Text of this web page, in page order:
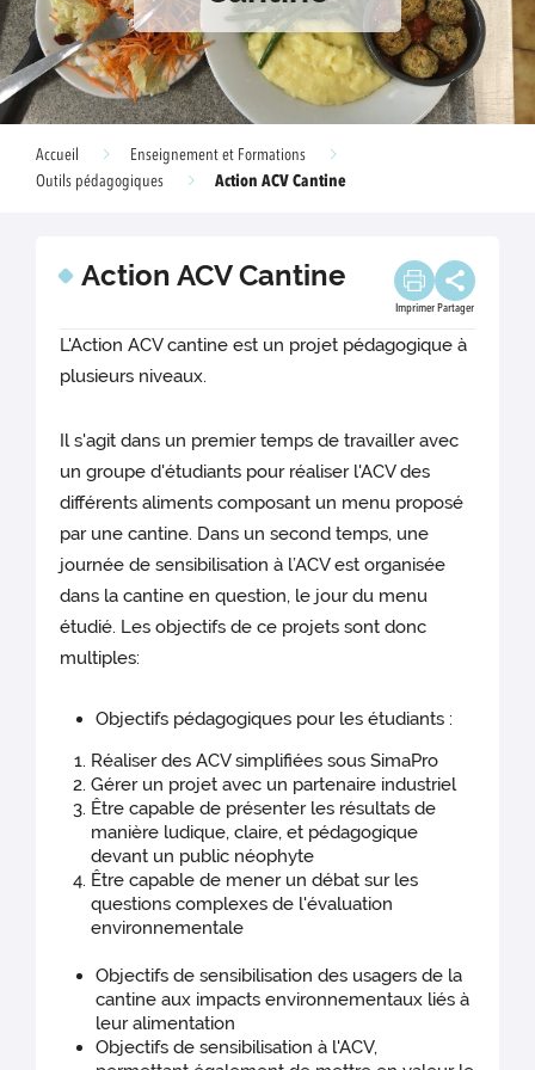
Accueil
Enseignement et Formations
Outils pédagogiques
Action ACV Cantine
Action ACV Cantine
Imprimer Partager
L'Action ACV cantine est un projet pédagogique à
plusieurs niveaux.
Il s'agit dans un premier temps de travailler avec
un groupe d'étudiants pour réaliser l'ACV des
différents aliments composant un menu proposé
par une cantine. Dans un second temps, une
journée de sensibilisation à l’ACV est organisée
dans la cantine en question, le jour du menu
étudié. Les objectifs de ce projets sont donc
multiples:
Objectifs pédagogiques pour les étudiants :
Réaliser des ACV simplifiées sous SimaPro
Gérer un projet avec un partenaire industriel
Être capable de présenter les résultats de
manière ludique, claire, et pédagogique
devant un public néophyte
Être capable de mener un débat sur les
questions complexes de l'évaluation
environnementale
Objectifs de sensibilisation des usagers de la
cantine aux impacts environnementaux liés à
leur alimentation
Objectifs de sensibilisation à l'ACV,